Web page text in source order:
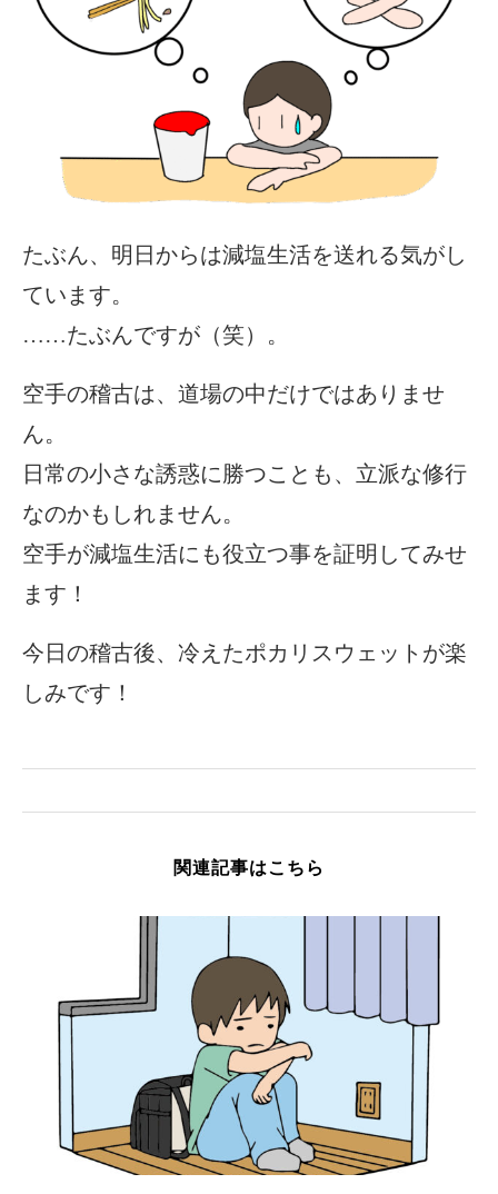
たぶん、明日からは減塩生活を送れる気がし
ています。
……たぶんですが（笑）。
空手の稽古は、道場の中だけではありませ
ん。
日常の小さな誘惑に勝つことも、立派な修行
なのかもしれません。
空手が減塩生活にも役立つ事を証明してみせ
ます！
今日の稽古後、冷えたポカリスウェットが楽
しみです！
関連記事はこちら